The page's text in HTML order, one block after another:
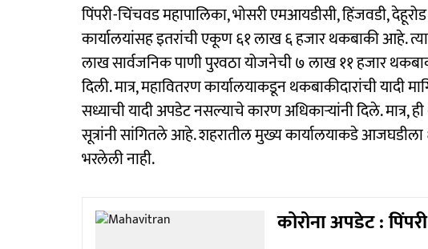
पिंपरी-चिंचवड महापालिका, भोसरी एमआयडीसी, हिंजवडी,
कार्यालयांसह इतरांची एकूण ६१ लाख ६ हजार थकबाकी आहे.
लाख सार्वजनिक पाणी पुरवठा योजनेची ७ लाख ११ हजार
दिली. मात्र, महावितरण कार्यालयाकडून थकबाकीदारांची यादी
सध्याची यादी अपडेट नसल्याचे कारण अधिकाऱ्यांनी दिले.
सूत्रांनी सांगितले आहे. शहरातील मुख्य कार्यालयाकडे आजघडीला
भरलेली नाही.
कोरोना अपडेट :